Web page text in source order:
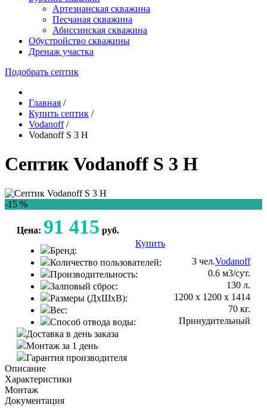
Артезианская скважина
Песчаная скважина
Абиссинская скважина
Обустройство скважины
Дренаж участка
Подобрать септик
Главная /
Купить септик /
Vodanoff /
Vodanoff S 3 Н
Септик Vodanoff S 3 Н
-15 %
Цена: 91 415 руб.
Купить
Бренд:
Vodanoff
Количество пользователей:
3 чел.
Производительность:
0.6 м3/сут.
Залповый сброс:
130 л.
Размеры (ДхШхВ):
1200 х 1200 х 1414
Вес:
70 кг.
Способ отвода воды:
Принудительный
Доставка в день заказа
Монтаж за 1 день
Гарантия производителя
Описание
Характеристики
Монтаж
Документация